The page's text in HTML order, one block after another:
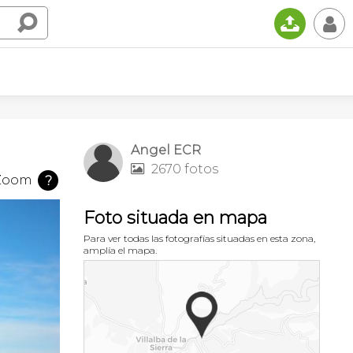
📤 👤
?
Angel ECR
 2670 fotos
Foto situada en mapa
Para ver todas las fotografías situadas en esta zona,
amplía el mapa.